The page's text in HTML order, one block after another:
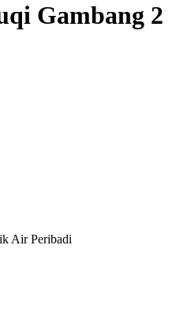
Gambang 2
Air Peribadi